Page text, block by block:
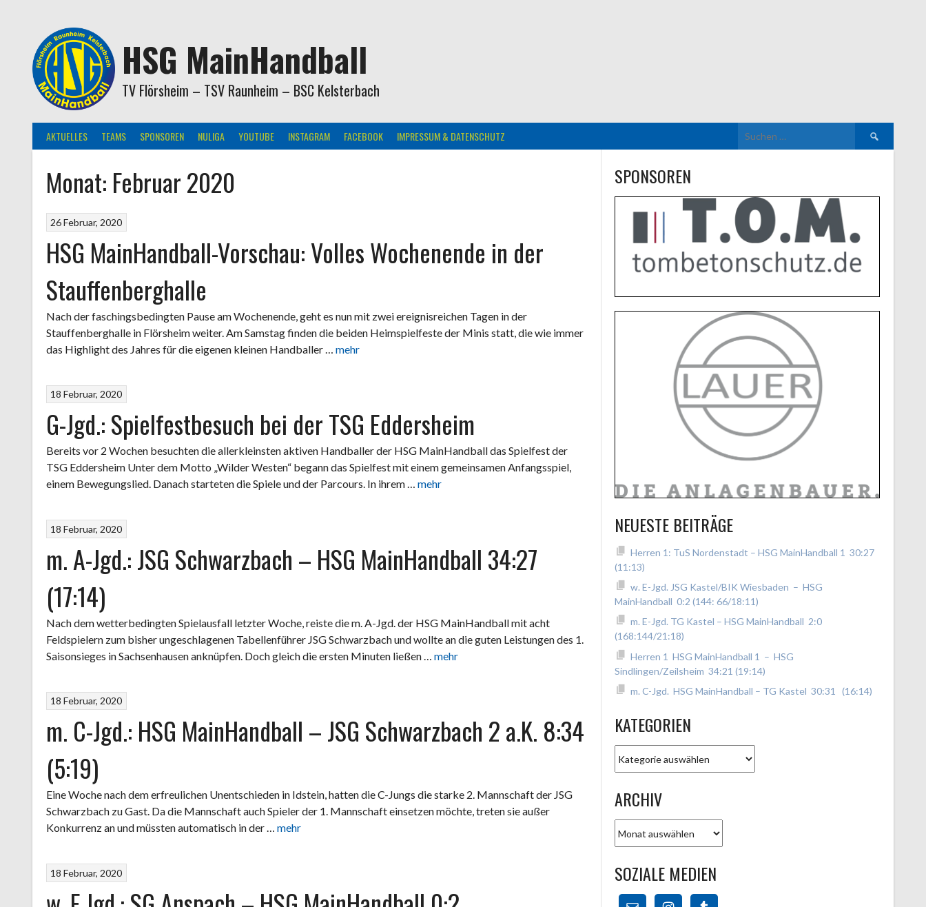
HSG MainHandball
TV Flörsheim – TSV Raunheim – BSC Kelsterbach
AKTUELLES TEAMS SPONSOREN NULIGA YOUTUBE INSTAGRAM FACEBOOK IMPRESSUM & DATENSCHUTZ
Suchen
nach:
Monat: Februar 2020
26 Februar, 2020
HSG MainHandball-Vorschau: Volles Wochenende in der
Stauffenberghalle
Nach der faschingsbedingten Pause am Wochenende, geht es nun mit zwei ereignisreichen Tagen in der
Stauffenberghalle in Flörsheim weiter. Am Samstag finden die beiden Heimspielfeste der Minis statt, die wie immer
das Highlight des Jahres für die eigenen kleinen Handballer … mehr
18 Februar, 2020
G-Jgd.: Spielfestbesuch bei der TSG Eddersheim
Bereits vor 2 Wochen besuchten die allerkleinsten aktiven Handballer der HSG MainHandball das Spielfest der
TSG Eddersheim Unter dem Motto „Wilder Westen“ begann das Spielfest mit einem gemeinsamen Anfangsspiel,
einem Bewegungslied. Danach starteten die Spiele und der Parcours. In ihrem … mehr
18 Februar, 2020
m. A-Jgd.: JSG Schwarzbach – HSG MainHandball 34:27
(17:14)
Nach dem wetterbedingten Spielausfall letzter Woche, reiste die m. A-Jgd. der HSG MainHandball mit acht
Feldspielern zum bisher ungeschlagenen Tabellenführer JSG Schwarzbach und wollte an die guten Leistungen des 1.
Saisonsieges in Sachsenhausen anknüpfen. Doch gleich die ersten Minuten ließen … mehr
18 Februar, 2020
m. C-Jgd.: HSG MainHandball – JSG Schwarzbach 2 a.K. 8:34
(5:19)
Eine Woche nach dem erfreulichen Unentschieden in Idstein, hatten die C-Jungs die starke 2. Mannschaft der JSG
Schwarzbach zu Gast. Da die Mannschaft auch Spieler der 1. Mannschaft einsetzen möchte, treten sie außer
Konkurrenz an und müssten automatisch in der … mehr
18 Februar, 2020
SPONSOREN
NEUESTE BEITRÄGE
Herren 1: TuS Nordenstadt – HSG MainHandball 1 30:27
(11:13)
w. E-Jgd. JSG Kastel/BIK Wiesbaden – HSG
MainHandball 0:2 (144: 66/18:11)
m. E-Jgd. TG Kastel – HSG MainHandball 2:0
(168:144/21:18)
Herren 1 HSG MainHandball 1 – HSG
Sindlingen/Zeilsheim 34:21 (19:14)
m. C-Jgd. HSG MainHandball – TG Kastel 30:31 (16:14)
KATEGORIEN
ARCHIV
SOZIALE MEDIEN